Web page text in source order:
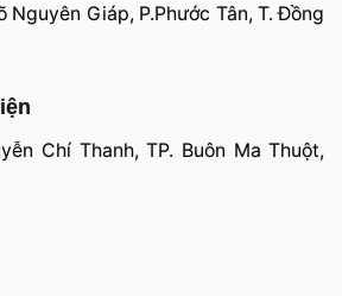
Nguyên Giáp, P.Phước Tân, T. Đồng
Chí Thanh, TP. Buôn Ma Thuột,